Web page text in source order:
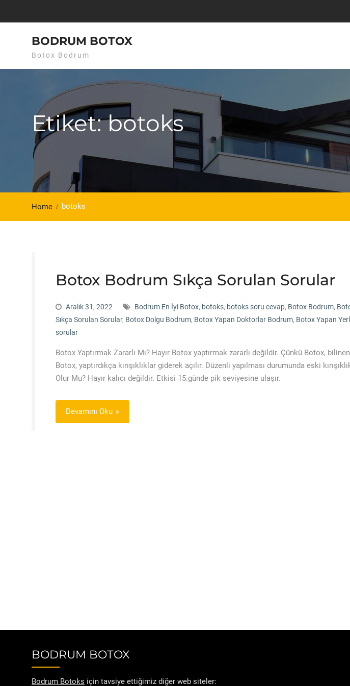
BODRUM BOTOX
Botox Bodrum
Etiket: botoks
Home botoks
Botox Bodrum Sıkça Sorulan Sorular
Aralık 31, 2022 Bodrum En İyi Botox, botoks, botoks soru cevap, Botox Bodrum,
Sıkça Sorulan Sorular, Botox Dolgu Bodrum, Botox Yapan Doktorlar Bodrum, Botox Yapan
sorular
Botox Yaptırmak Zararlı Mı? Hayır Botox yaptırmak zararlı değildir. Çünkü Botox,
Botox, yaptırdıkça kırışıklıklar giderek açılır. Düzenli yapılması durumunda eski
Olur Mu? Hayır kalıcı değildir. Etkisi 15.günde pik seviyesine ulaşır.
Devamını Oku
BODRUM BOTOX
Bodrum Botoks için tavsiye ettiğimiz diğer web siteler: